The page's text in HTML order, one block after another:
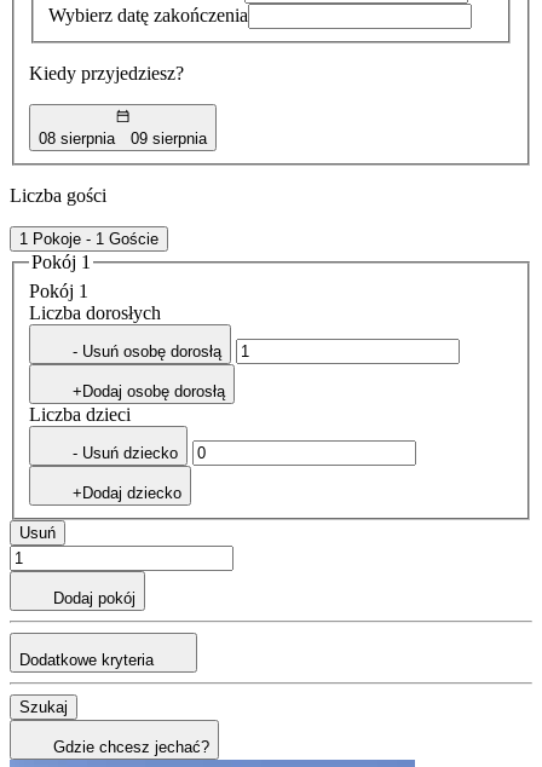
Wybierz datę zakończenia
Kiedy przyjedziesz?
08 sierpnia 09 sierpnia
Liczba gości
1 Pokoje - 1 Goście
Pokój 1
Pokój 1
Liczba dorosłych
- Usuń osobę dorosłą
+Dodaj osobę dorosłą
Liczba dzieci
- Usuń dziecko
+Dodaj dziecko
Usuń
Dodaj pokój
Dodatkowe kryteria
Szukaj
Gdzie chcesz jechać?